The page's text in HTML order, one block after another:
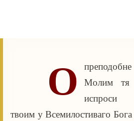
О Молим тя
испроси
твоим у Всемилостиваго